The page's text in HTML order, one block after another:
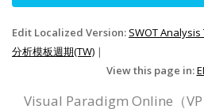
Edit Localized Version: SWOT
分析模板週期(TW) |
View this page in:
Visual Paradigm Online（